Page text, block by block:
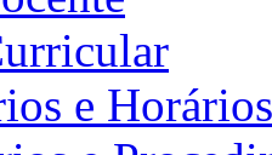
e Horários